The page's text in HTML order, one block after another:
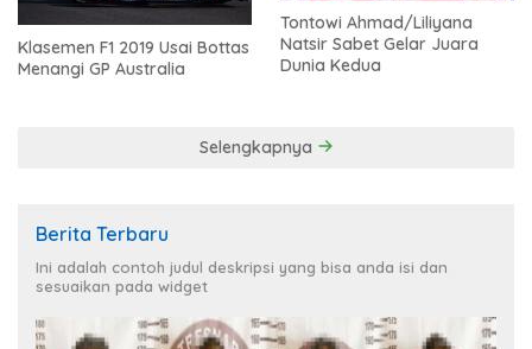
Klasemen F1 2019 Usai Bottas
Menangi GP Australia
Tontowi Ahmad/Liliyana
Natsir Sabet Gelar Juara
Dunia Kedua
Selengkapnya
Berita Terbaru
Ini adalah contoh judul deskripsi yang bisa anda isi dan
sesuaikan pada widget